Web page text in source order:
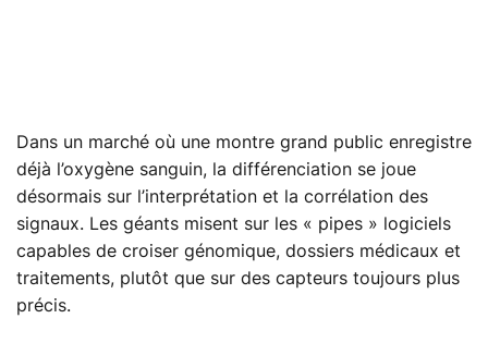
Dans un marché où une montre grand public enregistre
déjà l’oxygène sanguin, la différenciation se joue
désormais sur l’interprétation et la corrélation des
signaux. Les géants misent sur les « pipes » logiciels
capables de croiser génomique, dossiers médicaux et
traitements, plutôt que sur des capteurs toujours plus
précis.